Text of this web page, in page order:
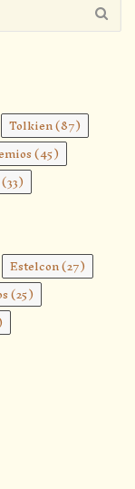
Tolkien(87)
(45)
(33)
Estelcon(27)
(25)